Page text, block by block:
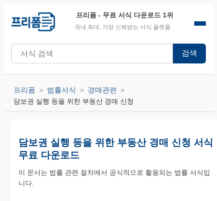
프리폼 - 무료 서식 다운로드 1위
국내 최대, 가장 신뢰받는 서식 플랫폼
검색
프리폼 법률서식 경매관련
담보권 실행 등을 위한 부동산 경매 신청
담보권 실행 등을 위한 부동산 경매 신청 서식
무료 다운로드
이 문서는 법률 관련 절차에서 공식적으로 활용되는 법률 서식입
니다.